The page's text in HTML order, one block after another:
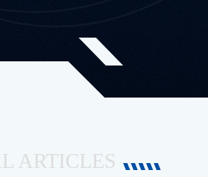
ARTICLES